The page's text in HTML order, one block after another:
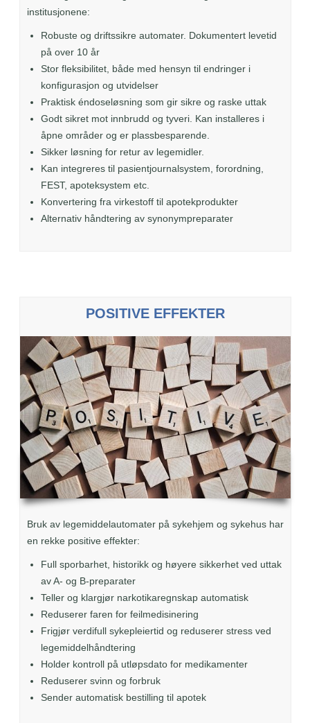
institusjonene:
Robuste og driftssikre automater. Dokumentert levetid
på over 10 år
Stor fleksibilitet, både med hensyn til endringer i
konfigurasjon og utvidelser
Praktisk éndoseløsning som gir sikre og raske uttak
Godt sikret mot innbrudd og tyveri. Kan installeres i
åpne områder og er plassbesparende.
Sikker løsning for retur av legemidler.
Kan integreres til pasientjournalsystem, forordning,
FEST, apoteksystem etc.
Konvertering fra virkestoff til apotekprodukter
Alternativ håndtering av synonympreparater
POSITIVE EFFEKTER
Bruk av legemiddelautomater på sykehjem og sykehus har
en rekke positive effekter:
Full sporbarhet, historikk og høyere sikkerhet ved uttak
av A- og B-preparater
Teller og klargjør narkotikaregnskap automatisk
Reduserer faren for feilmedisinering
Frigjør verdifull sykepleiertid og reduserer stress ved
legemiddelhåndtering
Holder kontroll på utløpsdato for medikamenter
Reduserer svinn og forbruk
Sender automatisk bestilling til apotek